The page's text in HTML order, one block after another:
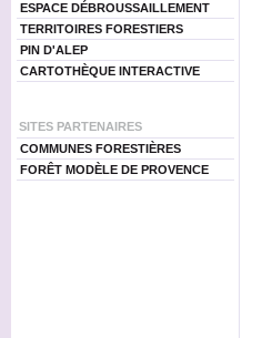
ESPACE DÉBROUSSAILLEMENT
TERRITOIRES FORESTIERS
PIN D'ALEP
CARTOTHÈQUE INTERACTIVE
SITES PARTENAIRES
COMMUNES FORESTIÈRES
FORÊT MODÈLE DE PROVENCE